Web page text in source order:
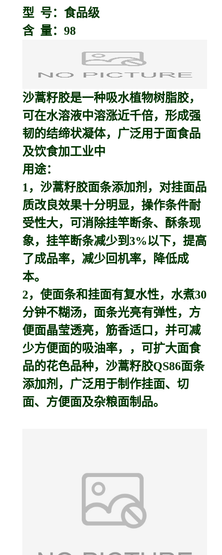
型 号：食品级
含 量：98
沙蒿籽胶是一种吸水植物树脂胶，
可在水溶液中溶涨近千倍，形成强
韧的结缔状凝体，广泛用于面食品
及饮食加工业中
用途：
1，沙蒿籽胶面条添加剂，对挂面品
质改良效果十分明显，操作条件耐
受性大，可消除挂竿断条、酥条现
象，挂竿断条减少到3%以下，提高
了成品率，减少回机率，降低成
本。
2，使面条和挂面有复水性，水煮30
分钟不糊汤，面条光亮有弹性，方
便面晶莹透亮，筋香适口，并可减
少方便面的吸油率，，可扩大面食
品的花色品种，沙蒿籽胶QS86面条
添加剂，广泛用于制作挂面、切
面、方便面及杂粮面制品。